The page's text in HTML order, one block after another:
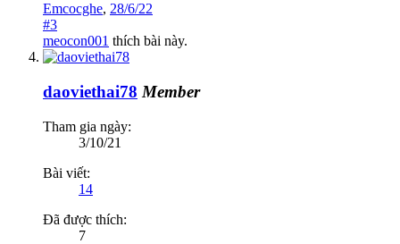
Emcocghe, 28/6/22
#3
meocon001 thích bài này.
daoviethai78 Member
Tham gia ngày:
3/10/21
Bài viết:
14
Đã được thích:
7